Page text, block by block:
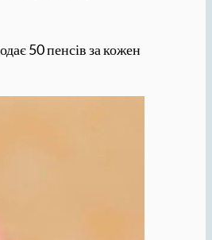
50 пенсів за кожен